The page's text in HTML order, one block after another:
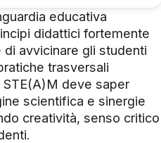
educativa
didattici fortemente
avvicinare gli studenti
trasversali
STE(A)M deve saper
scientifica e sinergie
creatività, senso critico